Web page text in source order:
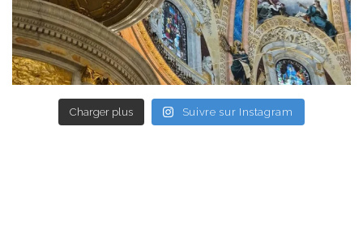
Charger plus Suivre sur Instagram